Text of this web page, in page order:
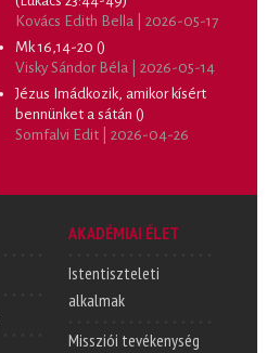
Kovács Edith Bella | 2026-05-17
Mk 16,14-20 ()
Visky Sándor Béla | 2026-05-14
Jézus Imádkozik, amikor kísért
bennünket a sátán ()
Somfalvi Edit | 2026-04-26
AKADÉMIAI ÉLET
Istentiszteleti
alkalmak
Missziói tevékenység